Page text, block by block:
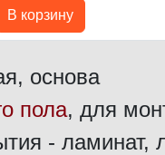
В корзину
основа
пола, для
- ламинат,